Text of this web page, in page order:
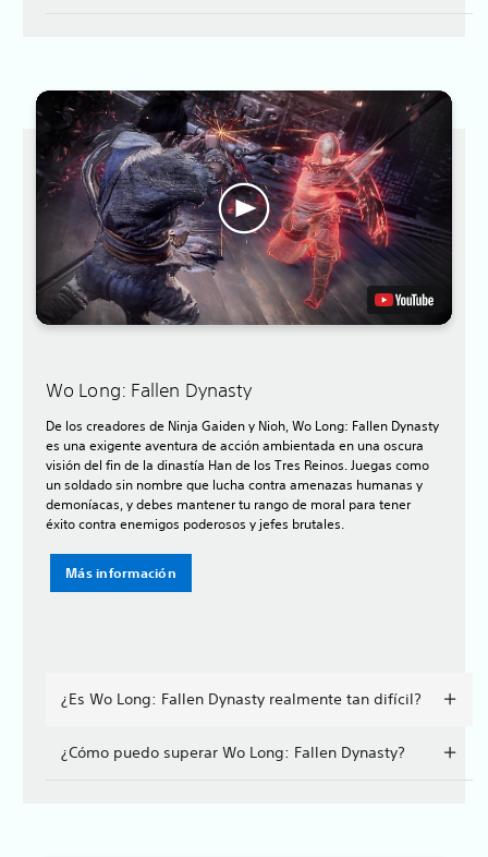
Wo Long: Fallen Dynasty
De los creadores de Ninja Gaiden y Nioh, Wo Long: Fallen Dynasty
es una exigente aventura de acción ambientada en una oscura
visión del fin de la dinastía Han de los Tres Reinos. Juegas como
un soldado sin nombre que lucha contra amenazas humanas y
demoníacas, y debes mantener tu rango de moral para tener
éxito contra enemigos poderosos y jefes brutales.
Más información
¿Es Wo Long: Fallen Dynasty realmente tan difícil?
¿Cómo puedo superar Wo Long: Fallen Dynasty?